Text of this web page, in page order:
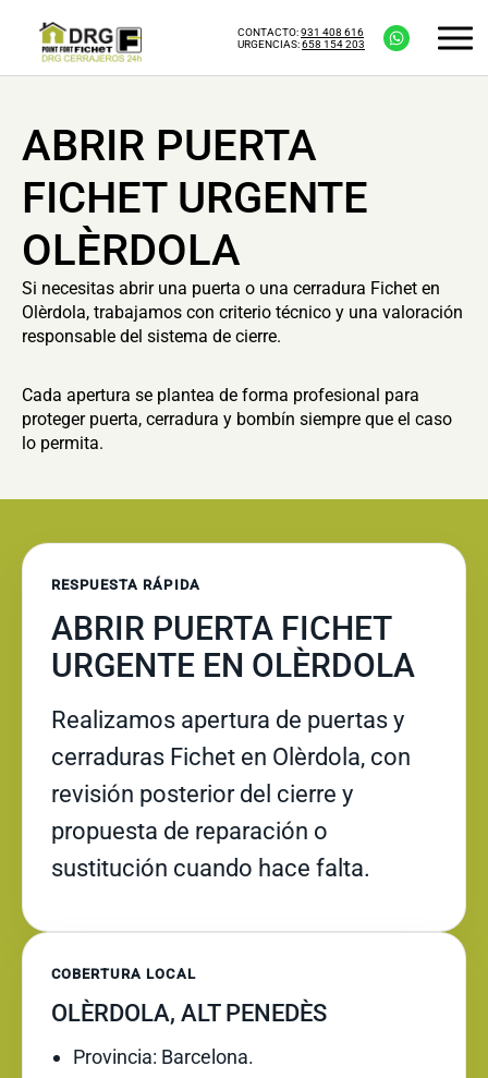
CONTACTO:931 408 616
URGENCIAS:658 154 203
ABRIR PUERTA
FICHET URGENTE
OLÈRDOLA
Si necesitas abrir una puerta o una cerradura Fichet en
Olèrdola, trabajamos con criterio técnico y una valoración
responsable del sistema de cierre.
Cada apertura se plantea de forma profesional para
proteger puerta, cerradura y bombín siempre que el caso
lo permita.
RESPUESTA RÁPIDA
ABRIR PUERTA FICHET
URGENTE EN OLÈRDOLA
Realizamos apertura de puertas y
cerraduras Fichet en Olèrdola, con
revisión posterior del cierre y
propuesta de reparación o
sustitución cuando hace falta.
COBERTURA LOCAL
OLÈRDOLA, ALT PENEDÈS
Provincia: Barcelona.